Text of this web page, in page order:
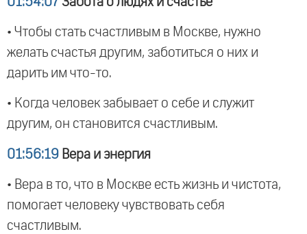
• Чтобы стать счастливым в Москве, нужно
желать счастья другим, заботиться о них и
дарить им что-то.
• Когда человек забывает о себе и служит
другим, он становится счастливым.
01:56:19 Вера и энергия
• Вера в то, что в Москве есть жизнь и чистота,
помогает человеку чувствовать себя
счастливым.